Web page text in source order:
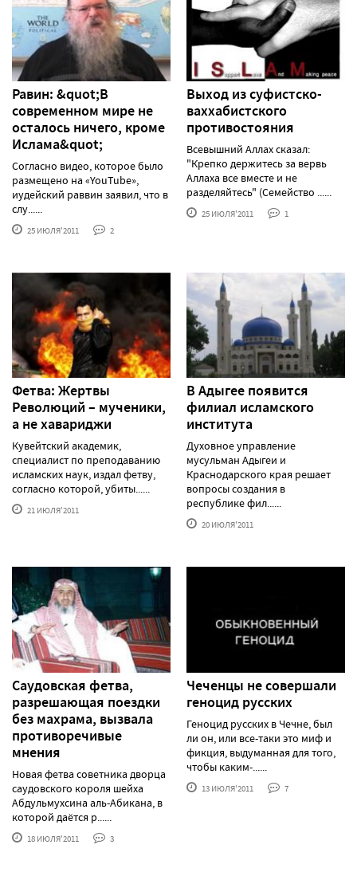
Равин: &quot;В
современном мире не
осталось ничего, кроме
Ислама&quot;
Согласно видео, которое было
размещено на «YouTube»,
иудейский раввин заявил, что в
слу......
25 ИЮЛЯ'2011 2
Выход из суфистско-
ваххабистского
противостояния
Всевышний Аллах сказал:
"Крепко держитесь за вервь
Аллаха все вместе и не
разделяйтесь" (Семейство ......
25 ИЮЛЯ'2011 1
Фетва: Жертвы
Революций – мученики,
а не хавариджи
Кувейтский академик,
специалист по преподаванию
исламских наук, издал фетву,
согласно которой, убиты......
21 ИЮЛЯ'2011
В Адыгее появится
филиал исламского
института
Духовное управление
мусульман Адыгеи и
Краснодарского края решает
вопросы создания в
республике фил......
20 ИЮЛЯ'2011
Саудовская фетва,
разрешающая поездки
без махрама, вызвала
противоречивые
мнения
Новая фетва советника дворца
саудовского короля шейха
Абдульмухсина аль-Абикана, в
которой даётся р......
18 ИЮЛЯ'2011 3
Чеченцы не совершали
геноцид русских
Геноцид русских в Чечне, был
ли он, или все-таки это миф и
фикция, выдуманная для того,
чтобы каким-......
13 ИЮЛЯ'2011 7